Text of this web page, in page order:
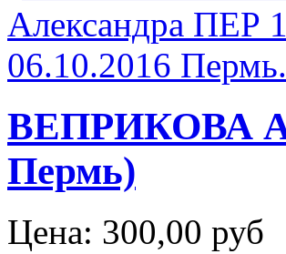
ВЕПРИКОВА
Пермь)
Цена: 300,00 руб